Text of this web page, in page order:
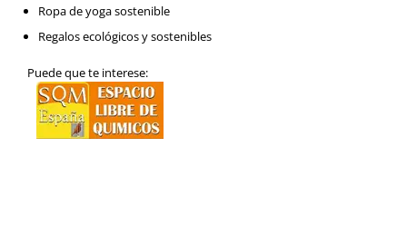
Ropa de yoga sostenible
Regalos ecológicos y sostenibles
Puede que te interese: